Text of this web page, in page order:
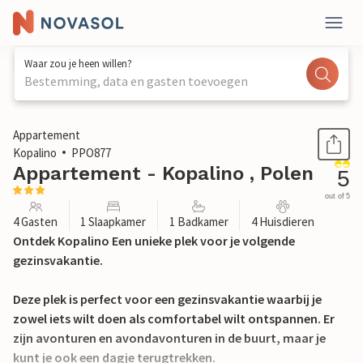
Waar zou je heen willen?
Bestemming, data en gasten toevoegen
1 / 23
Appartement
Kopalino
PPO877
Appartement - Kopalino , Polen 5
out of 5
4 Gasten 1 Slaapkamer 1 Badkamer 4 Huisdieren
Ontdek Kopalino Een unieke plek voor je volgende
gezinsvakantie.
Deze plek is perfect voor een gezinsvakantie waarbij je
zowel iets wilt doen als comfortabel wilt ontspannen. Er
zijn avonturen en avondavonturen in de buurt, maar je
kunt je ook een dagje terugtrekken.